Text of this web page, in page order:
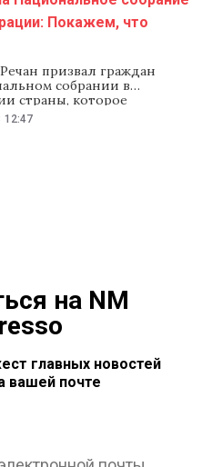
Покажем, что
призвал граждан
собрании в
страны, которое
Кишинева. На заседании
заявил, что «горстка
12:47
на NM
главных новостей
вашей почте